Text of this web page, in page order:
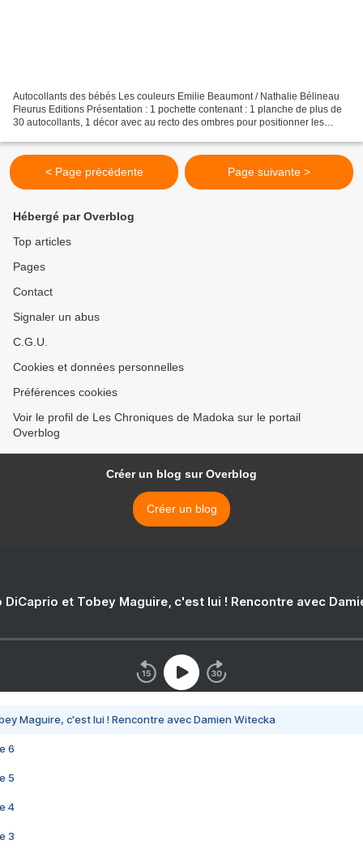
Autocollants des bébés Les couleurs Emilie Beaumont / Nathalie Bélineau
Fleurus Editions Présentation : 1 pochette contenant : 1 planche de plus de
30 autocollants, 1 décor avec au recto des ombres pour positionner les
< Page précédente Page suivante >
Hébergé par Overblog
Top articles
Pages
Contact
Signaler un abus
C.G.U.
Cookies et données personnelles
Préférences cookies
Voir le profil de Les Chroniques de Madoka sur le portail
Overblog
Créer un blog sur Overblog
Créer un blog
DiCaprio et Tobey Maguire, c'est lui ! Rencontre avec
Maguire, c'est lui ! Rencontre avec Damien Witecka
6
5
4
3